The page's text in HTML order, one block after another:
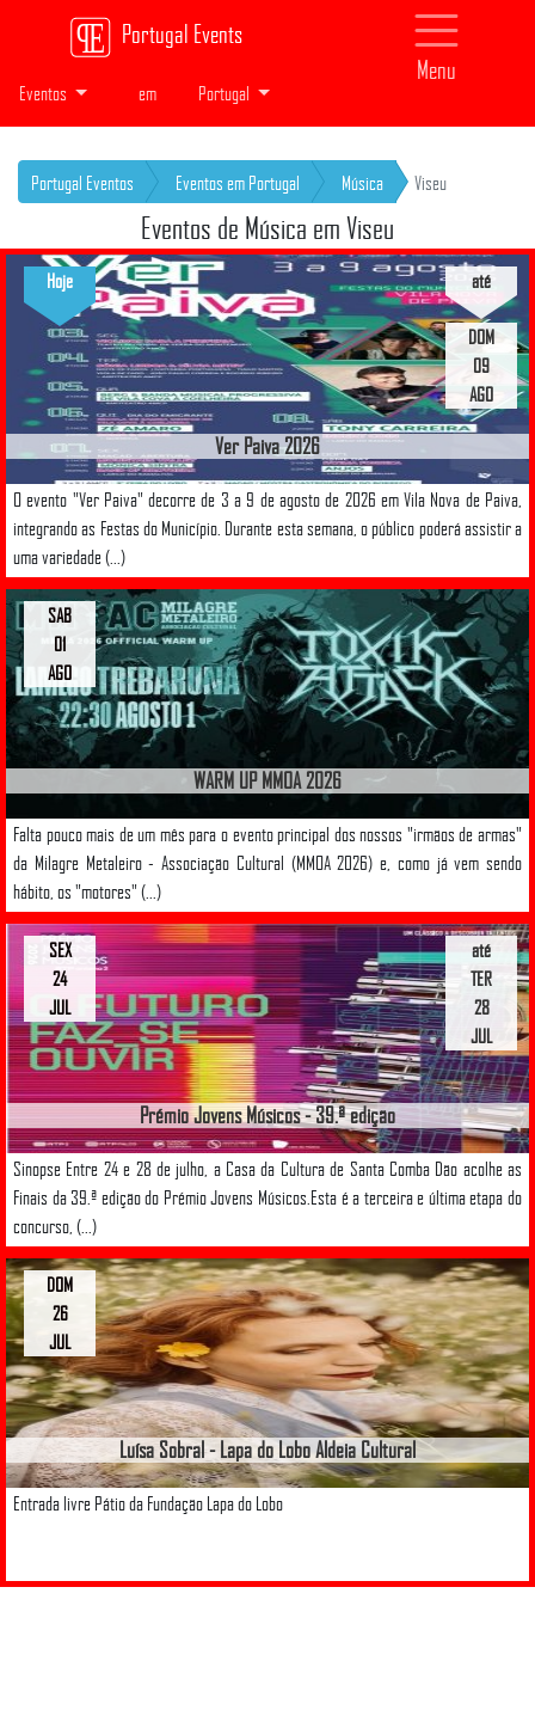
Portugal Events
Menu
Eventos em Portugal
Portugal Eventos Eventos em Portugal Música Viseu
Eventos de Música em Viseu
Ver Paiva 2026
O evento "Ver Paiva" decorre de 3 a 9 de agosto de 2026 em Vila Nova de Paiva,
integrando as Festas do Município. Durante esta semana, o público poderá assistir a
uma variedade (...)
até
DOM
09
AGO
Hoje
WARM UP MMOA 2026
Falta pouco mais de um mês para o evento principal dos nossos "irmãos de armas"
da Milagre Metaleiro - Associação Cultural (MMOA 2026) e, como já vem sendo
hábito, os "motores" (...)
SAB
01
AGO
Prémio Jovens Músicos - 39.ª edição
Sinopse Entre 24 e 28 de julho, a Casa da Cultura de Santa Comba Dão acolhe as
Finais da 39.ª edição do Prémio Jovens Músicos.Esta é a terceira e última etapa do
concurso, (...)
até
TER
28
JUL
SEX
24
JUL
Luísa Sobral - Lapa do Lobo Aldeia Cultural
Entrada livre Pátio da Fundação Lapa do Lobo
DOM
26
JUL